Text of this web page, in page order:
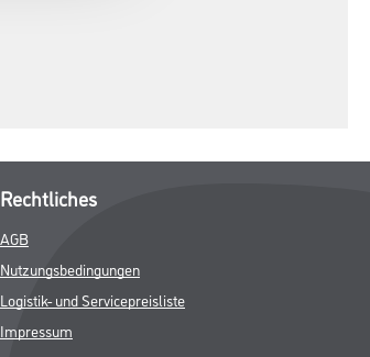
Rechtliches
AGB
Nutzungsbedingungen
Logistik- und Servicepreisliste
Impressum